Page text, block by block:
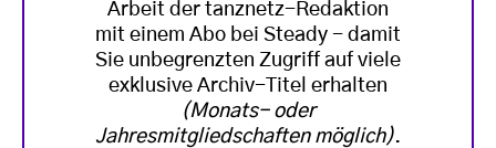
Arbeit der tanznetz-Redaktion
mit einem Abo bei Steady - damit
Sie unbegrenzten Zugriff auf viele
exklusive Archiv-Titel erhalten
(Monats- oder
Jahresmitgliedschaften möglich).